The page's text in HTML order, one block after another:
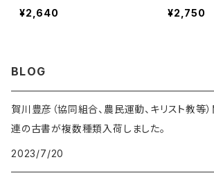
¥2,640
いけるの？
¥2,750
BLOG
賀川豊彦（協同組合、農民運動、キリスト教等
連の古書が複数種類入荷しました。
2023/7/20